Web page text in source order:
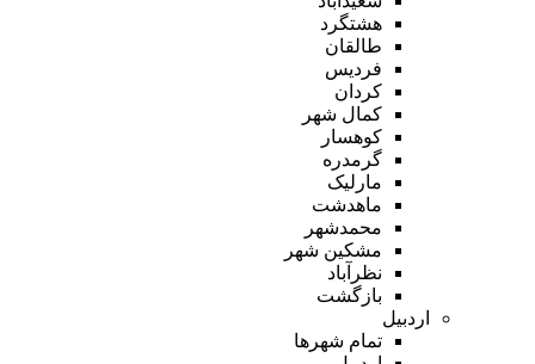
هشتگرد
طالقان
فردیس
کردان
کمال شهر
کوهسار
گرمدره
مارلیک
ماهدشت
محمدشهر
مشکین شهر
نظرآباد
بازگشت
اردبیل
تمام شهر‌ها